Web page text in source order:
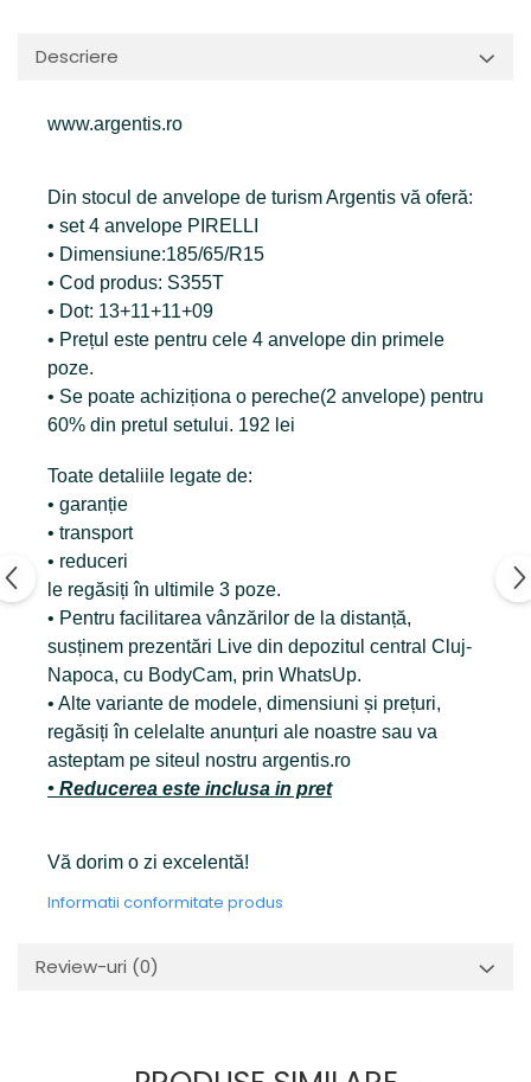
Descriere
www.argentis.ro
Din stocul de anvelope de turism Argentis vă oferă:
• set 4 anvelope PIRELLI
• Dimensiune:185/65/R15
• Cod produs: S355T
• Dot: 13+11+11+09
• Prețul este pentru cele 4 anvelope din primele
poze.
• Se poate achiziționa o pereche(2 anvelope) pentru
60% din pretul setului. 192 lei
Toate detaliile legate de:
• garanție
• transport
• reduceri
le regăsiți în ultimile 3 poze.
• Pentru facilitarea vânzărilor de la distanță,
susținem prezentări Live din depozitul central Cluj-
Napoca, cu BodyCam, prin WhatsUp.
• Alte variante de modele, dimensiuni și prețuri,
regăsiți în celelalte anunțuri ale noastre sau va
asteptam pe siteul nostru argentis.ro
• Reducerea este inclusa in pret
Vă dorim o zi excelentă!
Informatii conformitate produs
Review-uri (0)